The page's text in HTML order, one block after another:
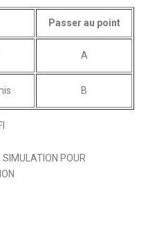
Passer au point
A
B
POUR